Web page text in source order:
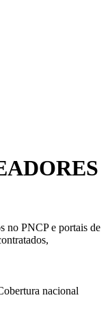
no PNCP e portais de
nacional